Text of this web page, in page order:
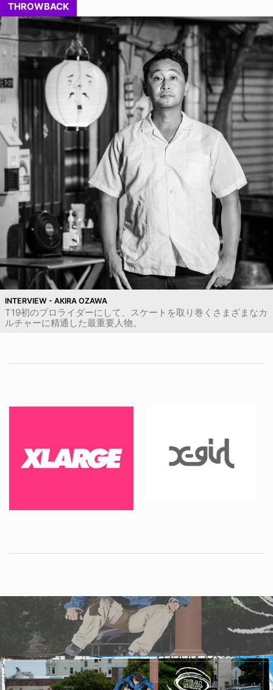
THROWBACK
INTERVIEW - AKIRA OZAWA
T19初のプロライダーにして、スケートを取り巻くさまざまなカ
ルチャーに精通した最重要人物。